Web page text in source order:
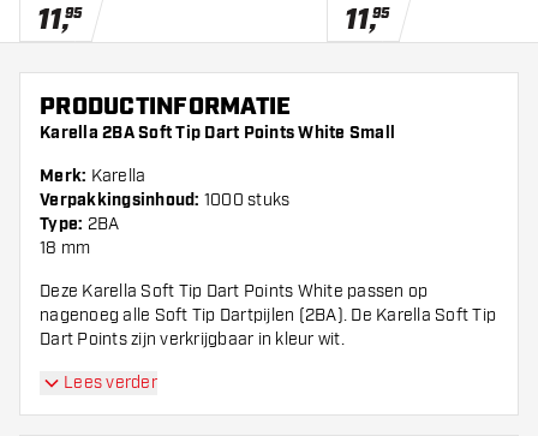
11,95 11,95
PRODUCTINFORMATIE
Karella 2BA Soft Tip Dart Points White Small
Merk: Karella
Verpakkingsinhoud: 1000 stuks
Type: 2BA
18 mm
Deze Karella Soft Tip Dart Points White passen op
nagenoeg alle Soft Tip Dartpijlen (2BA). De Karella Soft Tip
Dart Points zijn verkrijgbaar in kleur wit.
Lees verder